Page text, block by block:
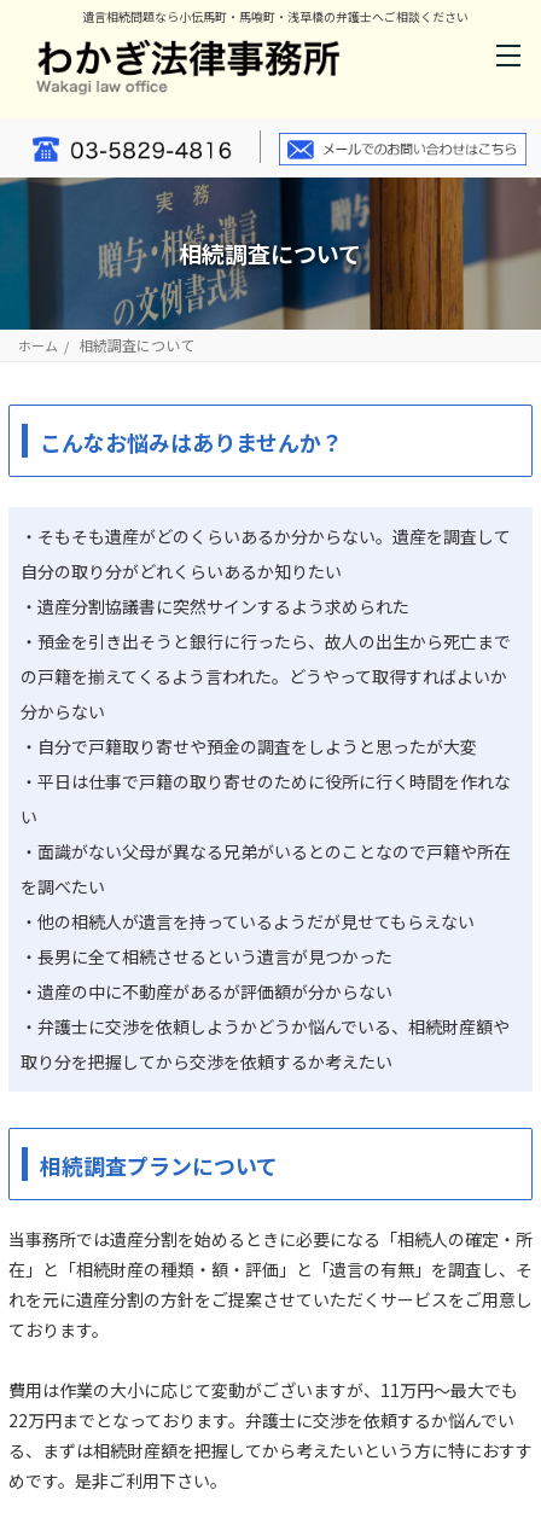
遺言相続問題なら小伝馬町・馬喰町・浅草橋の弁護士へご相談ください
相続調査について
ホーム 相続調査について
こんなお悩みはありませんか？
・そもそも遺産がどのくらいあるか分からない。遺産を調査して
自分の取り分がどれくらいあるか知りたい
・遺産分割協議書に突然サインするよう求められた
・預金を引き出そうと銀行に行ったら、故人の出生から死亡まで
の戸籍を揃えてくるよう言われた。どうやって取得すればよいか
分からない
・自分で戸籍取り寄せや預金の調査をしようと思ったが大変
・平日は仕事で戸籍の取り寄せのために役所に行く時間を作れな
い
・面識がない父母が異なる兄弟がいるとのことなので戸籍や所在
を調べたい
・他の相続人が遺言を持っているようだが見せてもらえない
・長男に全て相続させるという遺言が見つかった
・遺産の中に不動産があるが評価額が分からない
・弁護士に交渉を依頼しようかどうか悩んでいる、相続財産額や
取り分を把握してから交渉を依頼するか考えたい
相続調査プランについて
当事務所では遺産分割を始めるときに必要になる「相続人の確定・所
在」と「相続財産の種類・額・評価」と「遺言の有無」を調査し、そ
れを元に遺産分割の方針をご提案させていただくサービスをご用意し
ております。
費用は作業の大小に応じて変動がございますが、11万円～最大でも
22万円までとなっております。弁護士に交渉を依頼するか悩んでい
る、まずは相続財産額を把握してから考えたいという方に特におすす
めです。是非ご利用下さい。